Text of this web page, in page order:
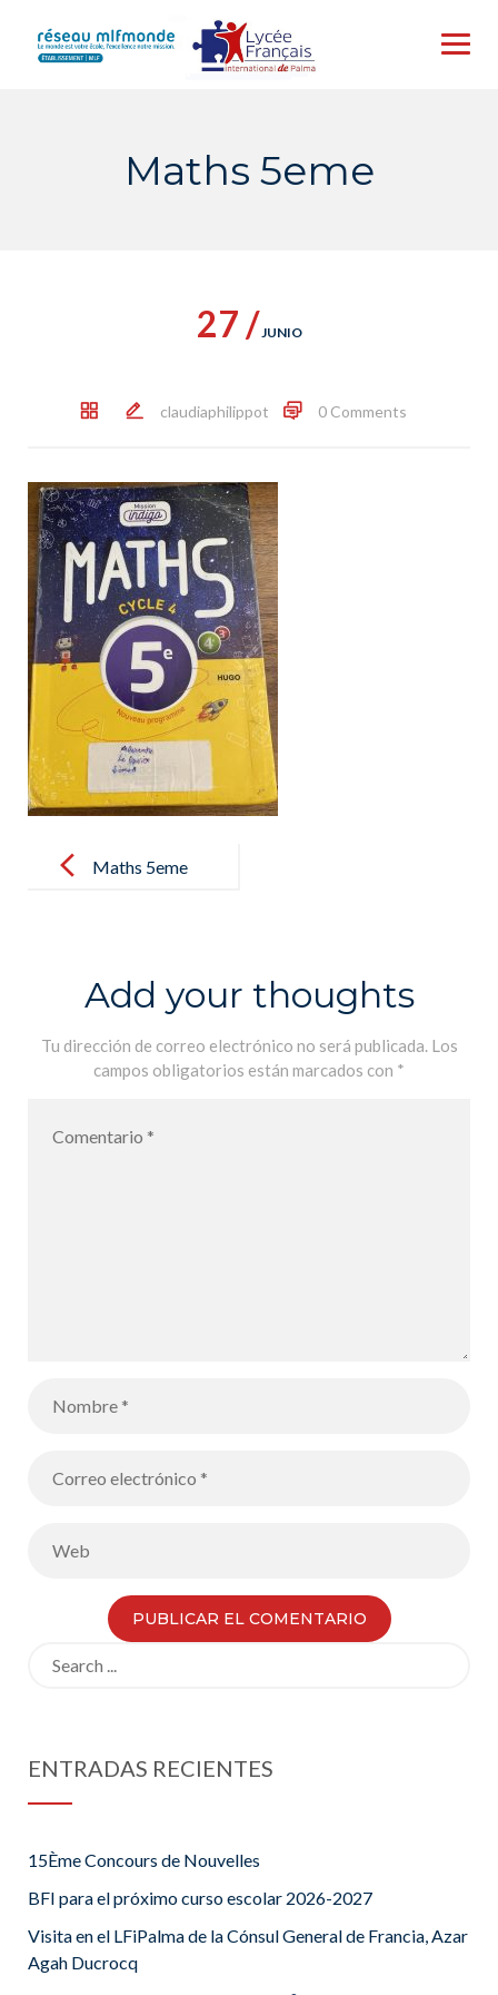
content
Maths 5eme
27 /JUNIO
claudiaphilippot 0 Comments
navigationMaths 5eme
Add your thoughts
Tu dirección de correo electrónico no será publicada. Los
campos obligatorios están marcados con *
ENTRADAS RECIENTES
15Ème Concours de Nouvelles
BFI para el próximo curso escolar 2026-2027
Visita en el LFiPalma de la Cónsul General de Francia, Azar
Agah Ducrocq